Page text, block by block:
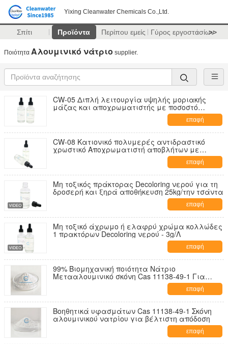
Yixing Cleanwater Chemicals Co.,Ltd.
Σπίτι Προϊόντα Περίπου εμείς Γύρος εργοστασίων
>>
Ποιότητα Αλουμινικό νάτριο supplier.
CW-05 Διπλή λειτουργία υψηλής μοριακής
μάζας και αποχρωματιστής με ποσοστό
επαφή
CW-08 Κατιονικό πολυμερές αντιδραστικό
χρωστικό Αποχρωματιστή αποβλήτων με
ποσοστό αποχρωματισμού 99% και
απομάκρυνση COD 80% για τα υφαντικά
απόβλητα
επαφή
Μη τοξικός πράκτορας Decoloring νερού για τη
δροσερή και ξηρά αποθήκευση 25kg/την τσάντα
επαφή
Μη τοξικό άχρωμο ή ελαφρύ χρώμα κολλώδες
1 πρακτόρων Decoloring νερού - 3g/Λ
επαφή
99% Βιομηχανική ποιότητα Νάτριο
Μετααλουμινικό σκόνη Cas 11138-49-1 Για
επαφή
Βοηθητικά υφασμάτων Cas 11138-49-1 Σκόνη
αλουμινικού νατρίου για βέλτιστη απόδοση
επαφή